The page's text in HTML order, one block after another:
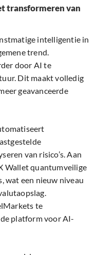
transformeren van
intelligentie in
trend.
door AI te
Dit maakt volledig
geavanceerde
van risico’s. Aan
Wallet quantumveilige
wat een nieuw niveau
te
platform voor AI-